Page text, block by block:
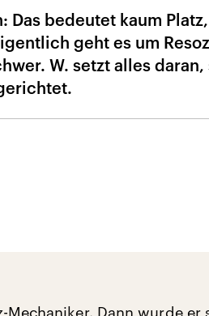
Das bedeutet kaum
geht es um
W. setzt alles
Mechaniker. Dann wurde